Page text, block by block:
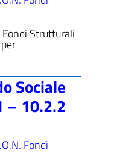
Strutturali
Sociale
– 10.2.2
Fondi